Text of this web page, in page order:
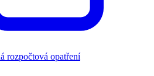
rozpočtová opatření